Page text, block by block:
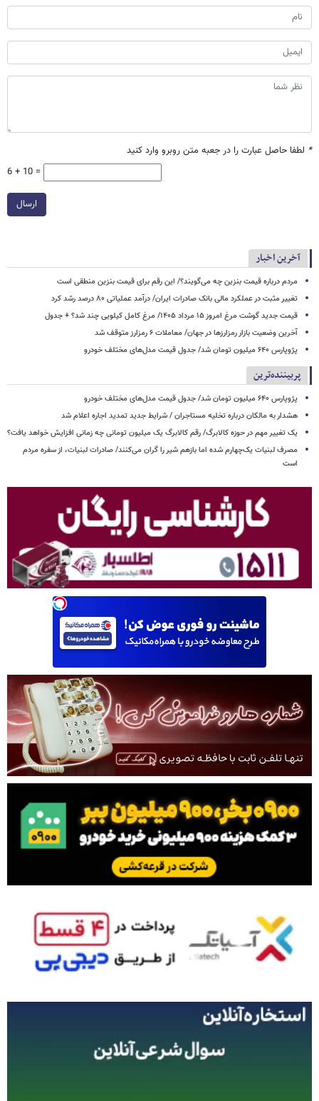
* لطفا حاصل عبارت را در جعبه متن روبرو وارد کنید
6 + 10 =
ارسال
آخرین اخبار
مردم درباره قیمت بنزین چه می‌گویند؟/ این رقم برای قیمت بنزین منطقی است
تغییر مثبت در عملکرد مالی بانک صادرات ایران/ درآمد عملیاتی ۸۰ درصد رشد کرد
قیمت جدید گوشت مرغ امروز ۱۵ مرداد ۱۴۰۵/ مرغ کامل کیلویی چند شد؟ + جدول
آخرین وضعیت بازار رمزارزها در جهان/ معاملات ۶ رمزارز متوقف شد
پژوپارس ۶۴۰ میلیون تومان شد/ جدول قیمت مدل‌های مختلف خودرو
پربیننده‌ترین
پژوپارس ۶۴۰ میلیون تومان شد/ جدول قیمت مدل‌های مختلف خودرو
هشدار به مالکان درباره تخلیه مستاجران / شرایط جدید تمدید اجاره اعلام شد
یک تغییر مهم در حوزه کالابرگ/ رقم کالابرگ یک میلیون تومانی چه زمانی افزایش خواهد یافت؟
مصرف لبنیات یک‌چهارم شده اما بازهم شیر را گران می‌کنند/ صادرات لبنیات، از سفره مردم
است